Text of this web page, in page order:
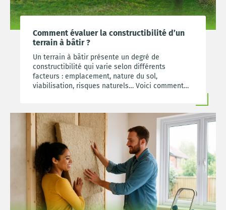
Comment évaluer la constructibilité d’un
terrain à bâtir ?
Un terrain à bâtir présente un degré de
constructibilité qui varie selon différents
facteurs : emplacement, nature du sol,
viabilisation, risques naturels… Voici comment